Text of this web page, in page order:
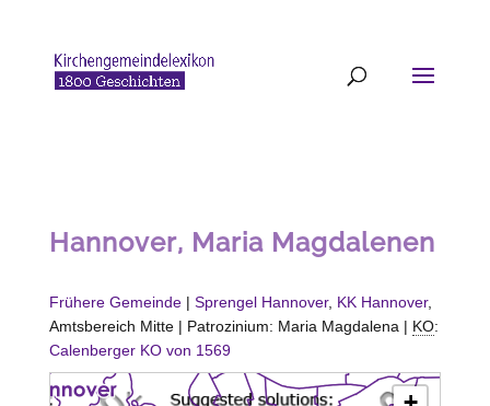
Hannover, Maria Magdalenen
Frühere Gemeinde| Sprengel Hannover, KK Hannover,
Amtsbereich Mitte | Patrozinium: Maria Magdalena | KO:
Calenberger KO von 1569